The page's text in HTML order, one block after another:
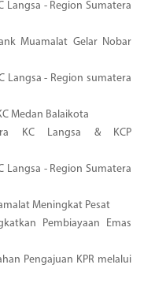
Langsa - Region Sumatera
Muamalat Gelar Nobar
Langsa - Region sumatera
Medan Balaikota
KC Langsa & KCP
Langsa - Region Sumatera
Meningkat Pesat
Pembiayaan Emas
Pengajuan KPR melalui